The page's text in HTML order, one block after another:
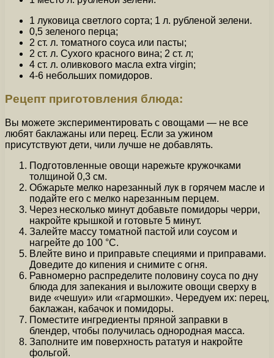
1 луковица светлого сорта; 1 л. рубленой зелени.
0,5 зеленого перца;
2 ст. л. томатного соуса или пасты;
2 ст. л. Сухого красного вина; 2 ст. л;
4 ст. л. оливкового масла extra virgin;
4-6 небольших помидоров.
Рецепт приготовления блюда:
Вы можете экспериментировать с овощами — не все
любят баклажаны или перец. Если за ужином
присутствуют дети, чили лучше не добавлять.
Подготовленные овощи нарежьте кружочками
толщиной 0,3 см.
Обжарьте мелко нарезанный лук в горячем масле и
подайте его с мелко нарезанным перцем.
Через несколько минут добавьте помидоры черри,
накройте крышкой и готовьте 5 минут.
Залейте массу томатной пастой или соусом и
нагрейте до 100 °C.
Влейте вино и приправьте специями и приправами.
Доведите до кипения и снимите с огня.
Равномерно распределите половину соуса по дну
блюда для запекания и выложите овощи сверху в
виде «чешуи» или «гармошки». Чередуем их: перец,
баклажан, кабачок и помидоры.
Поместите ингредиенты пряной заправки в
блендер, чтобы получилась однородная масса.
Заполните им поверхность рататуя и накройте
фольгой.